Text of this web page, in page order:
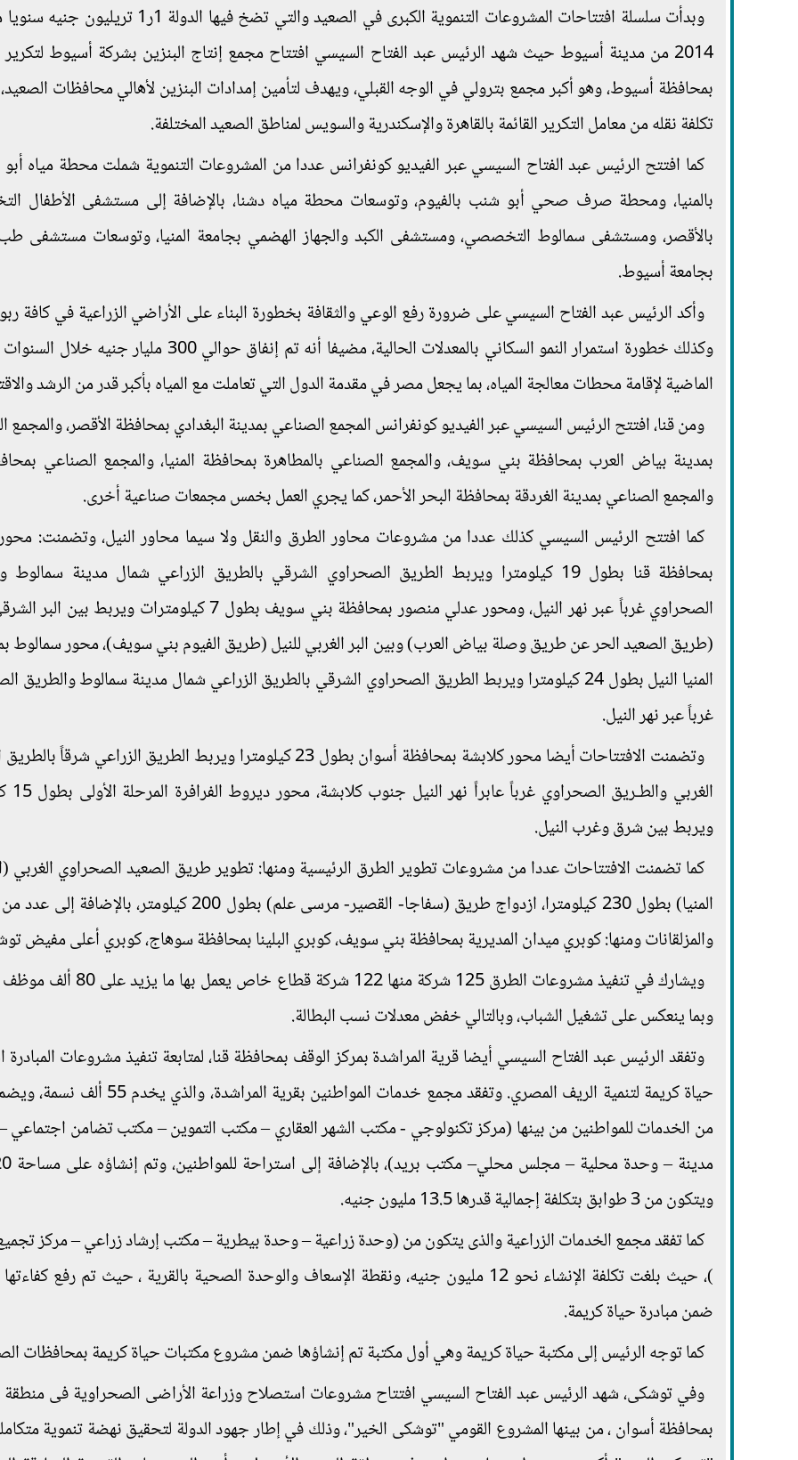
وبدأت سلسلة افتتاحات المشروعات التنموية الكبرى في الصعيد والتي تضخ فيها
2014 من مدينة أسيوط حيث شهد الرئيس عبد الفتاح السيسي افتتاح مجمع إنتاج البنزين بشركة أسيوط لتكرير
بمحافظة أسيوط، وهو أكبر مجمع بترولي في الوجه القبلي، ويهدف لتأمين إمدادات البنزين لأهالي محافظات
تكلفة نقله من معامل التكرير القائمة بالقاهرة والإسكندرية والسويس لمناطق الصعيد المختلفة.
كما افتتح الرئيس عبد الفتاح السيسي عبر الفيديو كونفرانس عددا من المشروعات التنموية شملت محطة مياه
بالمنيا، ومحطة صرف صحي أبو شنب بالفيوم، وتوسعات محطة مياه دشنا، بالإضافة إلى مستشفى الأطفال
بالأقصر، ومستشفى سمالوط التخصصي، ومستشفى الكبد والجهاز الهضمي بجامعة المنيا، وتوسعات مستشفى
بجامعة أسيوط.
وأكد الرئيس عبد الفتاح السيسي على ضرورة رفع الوعي والثقافة بخطورة البناء على الأراضي الزراعية في كافة
وكذلك خطورة استمرار النمو السكاني بالمعدلات الحالية، مضيفا أنه تم إنفاق حوالي 300
الماضية لإقامة محطات معالجة المياه، بما يجعل مصر في مقدمة الدول التي تعاملت مع المياه بأكبر قدر من الرشد
ومن قنا، افتتح الرئيس السيسي عبر الفيديو كونفرانس المجمع الصناعي بمدينة البغدادي بمحافظة الأقصر، والمجمع
بمدينة بياض العرب بمحافظة بني سويف، والمجمع الصناعي بالمطاهرة بمحافظة المنيا، والمجمع الصناعي
والمجمع الصناعي بمدينة الغردقة بمحافظة البحر الأحمر، كما يجري العمل بخمس مجمعات صناعية أخرى.
كما افتتح الرئيس السيسي كذلك عددا من مشروعات محاور الطرق والنقل ولا سيما محاور النيل، وتضمنت:
بمحافظة قنا بطول 19 كيلومترا ويربط الطريق الصحراوي الشرقي بالطريق الزراعي شمال مدينة
الصحراوي غرباً عبر نهر النيل، ومحور عدلي منصور بمحافظة بني سويف بطول 7 كيلومترات
(طريق الصعيد الحر عن طريق وصلة بياض العرب) وبين البر الغربي للنيل (طريق الفيوم بني سويف)، محور سمالوط
المنيا النيل بطول 24 كيلومترا ويربط الطريق الصحراوي الشرقي بالطريق الزراعي شمال مدينة سمالوط والطريق
غرباً عبر نهر النيل.
وتضمنت الافتتاحات أيضا محور كلابشة بمحافظة أسوان بطول 23 كيلومترا ويربط الطريق الزراعي
الغربي
ويربط بين شرق وغرب النيل.
كما تضمنت الافتتاحات عددا من مشروعات تطوير الطرق الرئيسية ومنها: تطوير طريق الصعيد الصحراوي الغربي
المنيا) بطول 230 كيلومترا، ازدواج طريق (سفاجا- القصير- مرسى علم) بطول 200 كيلومتر،
والمزلقانات ومنها: كوبري میدان المديرية بمحافظة بني سويف، كوبري البلينا بمحافظة سوهاج، كوبري أعلى مفيض
ويشارك في تنفيذ مشروعات الطرق 125 شركة منها 122 شركة
وبما ينعكس على تشغيل الشباب، وبالتالي خفض معدلات نسب البطالة.
وتفقد الرئيس عبد الفتاح السيسي أيضا قرية المراشدة بمركز الوقف بمحافظة قنا، لمتابعة تنفيذ مشروعات المبادرة
حياة كريمة لتنمية الريف المصري. وتفقد مجمع خدمات المواطنين بقرية
من الخدمات للمواطنين من بينها (مركز تكنولوجي - مكتب الشهر العقاري – مكتب التموين – مكتب تضامن اجتماعي
ويتكون من 3 طوابق بتكلفة إجمالية قدرها 13.5 مليون جنيه.
كما تفقد مجمع الخدمات الزراعية والذى يتكون من (وحدة زراعية – وحدة بيطرية – مكتب إرشاد زراعي – مركز تجميع
)، حيث بلغت تكلفة الإنشاء نحو 12 مليون جنيه، ونقطة الإسعاف والوحدة الصحية بالقرية ، حيث تم رفع
ضمن مبادرة حياة كريمة.
كما توجه الرئيس إلى مكتبة حياة كريمة وهي أول مكتبة تم إنشاؤها ضمن مشروع مكتبات حياة كريمة بمحافظات
وفي توشكى، شهد الرئيس عبد الفتاح السيسي افتتاح مشروعات استصلاح وزراعة الأراضى الصحراوية فى
بمحافظة أسوان ، من بينها المشروع القومي "توشكى الخير"، وذلك في إطار جهود الدولة لتحقيق نهضة تنموية